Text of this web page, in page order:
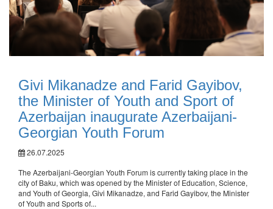
Givi Mikanadze and Farid Gayibov,
the Minister of Youth and Sport of
Azerbaijan inaugurate Azerbaijani-
Georgian Youth Forum
26.07.2025
The Azerbaijani-Georgian Youth Forum is currently taking place in the
city of Baku, which was opened by the Minister of Education, Science,
and Youth of Georgia, Givi Mikanadze, and Farid Gayibov, the Minister
of Youth and Sports of...